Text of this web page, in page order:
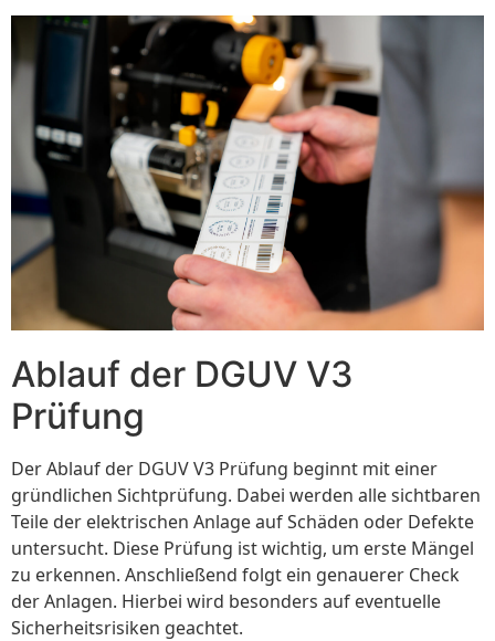
Ablauf der DGUV V3
Prüfung
Der Ablauf der DGUV V3 Prüfung beginnt mit einer
gründlichen Sichtprüfung. Dabei werden alle sichtbaren
Teile der elektrischen Anlage auf Schäden oder Defekte
untersucht. Diese Prüfung ist wichtig, um erste Mängel
zu erkennen. Anschließend folgt ein genauerer Check
der Anlagen. Hierbei wird besonders auf eventuelle
Sicherheitsrisiken geachtet.